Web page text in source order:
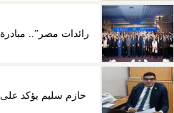
رائدات مصر”..
حازم سليم يؤكد على